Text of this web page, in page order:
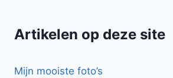
Artikelen op deze site
Mijn mooiste foto’s